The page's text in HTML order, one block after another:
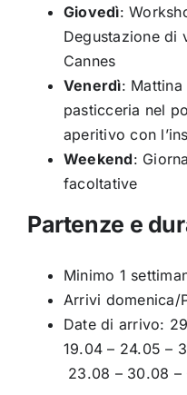
Giovedì:
Degustazione di
Cannes
Venerdì:
pasticceria nel
aperitivo con
Weekend:
facoltative
Partenze e
Minimo 1
Arrivi domenica/
Date di arrivo:
19.04 – 24.05 –
23.08 – 30.08 –